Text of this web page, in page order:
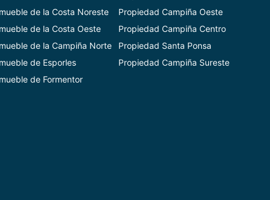
de la Costa Noreste
de la Costa Oeste
de la Campiña Norte
de Esporles
de Formentor
Propiedad Campiña Oeste
Propiedad Campiña Centro
Propiedad Santa Ponsa
Propiedad Campiña Sureste